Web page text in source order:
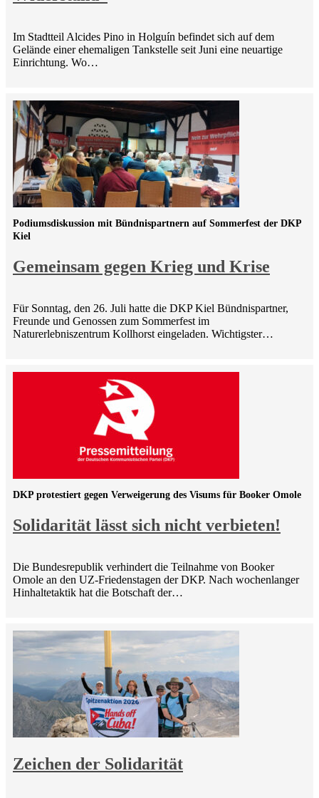
Im Stadtteil Alcides Pino in Holguín befindet sich auf dem
Gelände einer ehemaligen Tankstelle seit Juni eine neuartige
Einrichtung. Wo…
Gemeinsam gegen Krieg und Krise
Podiumsdiskussion mit Bündnispartnern auf Sommerfest der DKP
Kiel
Für Sonntag, den 26. Juli hatte die DKP Kiel Bündnispartner,
Freunde und Genossen zum Sommerfest im
Naturerlebniszentrum Kollhorst eingeladen. Wichtigster…
Solidarität lässt sich nicht verbieten!
DKP protestiert gegen Verweigerung des Visums für Booker Omole
Die Bundesrepublik verhindert die Teilnahme von Booker
Omole an den UZ-Friedenstagen der DKP. Nach wochenlanger
Hinhaltetaktik hat die Botschaft der…
Zeichen der Solidarität